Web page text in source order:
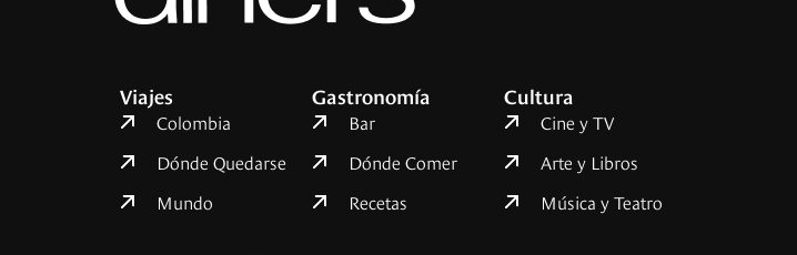
Viajes
Colombia
Dónde Quedarse
Mundo
Gastronomía
Bar
Dónde Comer
Recetas
Cultura
Cine y TV
Arte y Libros
Música y Teatro